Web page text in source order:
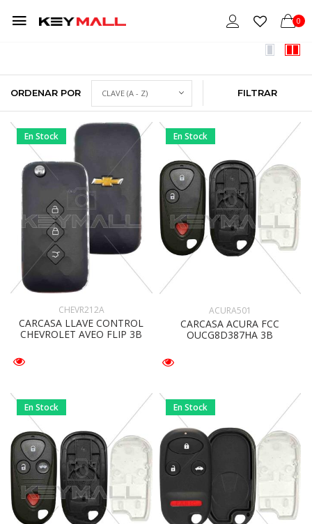
0
ORDENAR POR FILTRAR
En Stock
CHEVR212A
CARCASA LLAVE CONTROL
CHEVROLET AVEO FLIP 3B
En Stock
ACURA501
CARCASA ACURA FCC
OUCG8D387HA 3B
En Stock En Stock